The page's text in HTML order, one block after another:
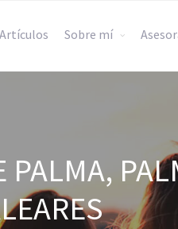
Artículos Sobre mí